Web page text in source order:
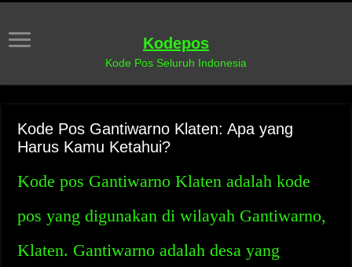
Kodepos
Kode Pos Seluruh Indonesia
Kode Pos Gantiwarno Klaten: Apa yang
Harus Kamu Ketahui?
Kode pos Gantiwarno Klaten adalah kode
pos yang digunakan di wilayah Gantiwarno,
Klaten. Gantiwarno adalah desa yang